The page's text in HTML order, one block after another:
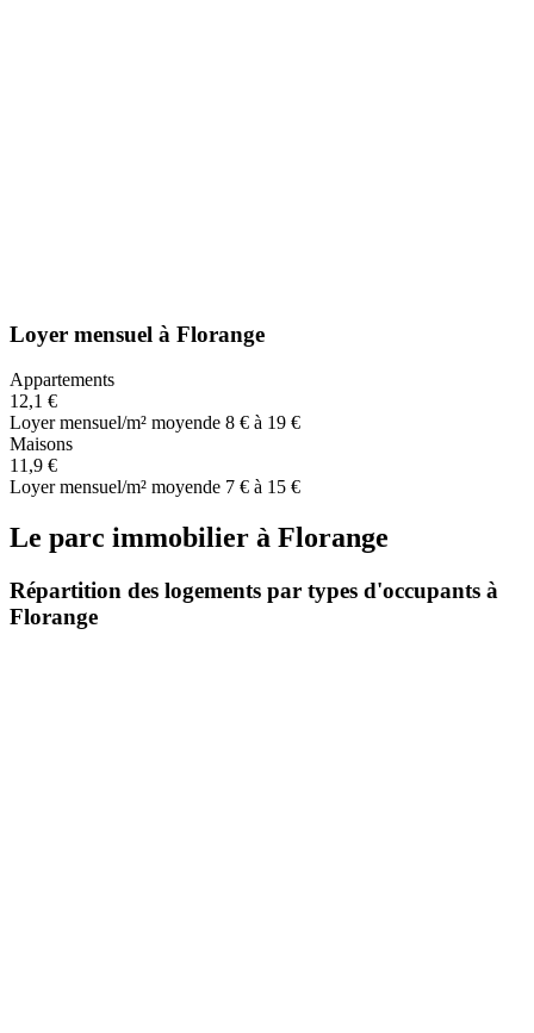
Loyer mensuel à Florange
Appartements
12,1 €
Loyer mensuel/m² moyende 8 € à 19 €
Maisons
11,9 €
Loyer mensuel/m² moyende 7 € à 15 €
Le parc immobilier à Florange
Répartition des logements par types d'occupants à
Florange